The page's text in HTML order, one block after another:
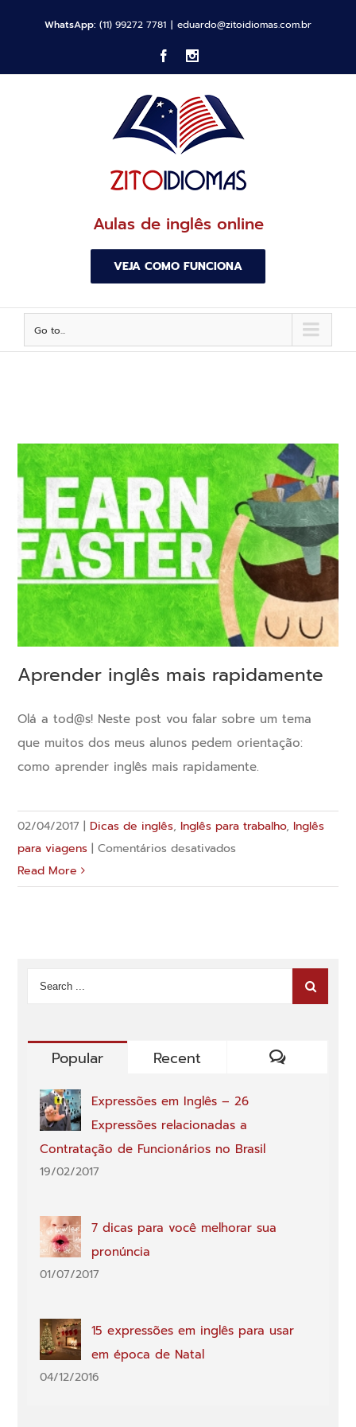
WhatsApp: (11) 99272 7781 | eduardo@zitoidiomas.com.br
Facebook
Aulas de inglês online
VEJA COMO FUNCIONA
Go to...
Aprender inglês mais rapidamente
Olá a tod@s! Neste post vou falar sobre um tema
que muitos dos meus alunos pedem orientação:
como aprender inglês mais rapidamente.
02/04/2017 | Dicas de inglês, Inglês para trabalho, Inglês
para viagens | Comentários desativados
inglês
Read More
Popular
Recent
Expressões em Inglês – 26
Expressões relacionadas a
Contratação de Funcionários no Brasil
19/02/2017
7 dicas para você melhorar sua
pronúncia
01/07/2017
15 expressões em inglês para usar
em época de Natal
04/12/2016